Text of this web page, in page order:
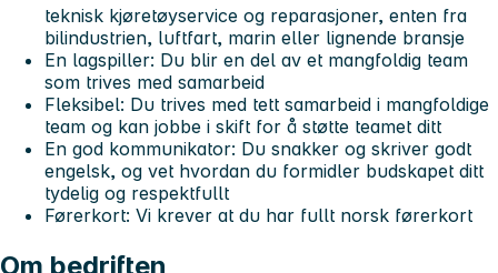
teknisk kjøretøyservice og reparasjoner, enten fra
bilindustrien, luftfart, marin eller lignende bransje
En lagspiller: Du blir en del av et mangfoldig team
som trives med samarbeid
Fleksibel: Du trives med tett samarbeid i mangfoldige
team og kan jobbe i skift for å støtte teamet ditt
En god kommunikator: Du snakker og skriver godt
engelsk, og vet hvordan du formidler budskapet ditt
tydelig og respektfullt
Førerkort: Vi krever at du har fullt norsk førerkort
Om bedriften